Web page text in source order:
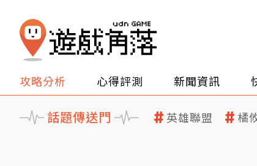
攻略分析 心得評測 新聞資訊
話題傳送門 英雄聯盟 橘